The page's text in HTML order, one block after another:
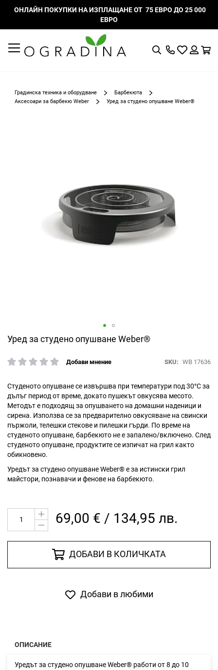
ОНЛАЙН ПОКУПКИ НА ИЗПЛАЩАНЕ ОТ 75 ЕВРО ДО 25 000
ЕВРО
ТърсенеМоят
Градинска техника и оборудване
Барбекюта
Аксесоари за барбекю Weber
Уред за студено опушване Weber®
Уред за студено опушване Weber®
рейтинг:
Добави мнение SKU WB 17636
Студеното опушване се извършва при температури под 30°С за
дълъг период от време, докато пушекът овкусява месото.
Методът е подходящ за опушването на домашни наденици и
сирена. Използва се за предварително овкусяване на свински
пържоли, телешки стекове и пилешки гърди. По време на
студеното опушване, барбекюто не е запалено/включено. След
студеното опушване, продуктите се изпичат на грил както
обикновено.
Уредът за студено опушване Weber® е за истински грил
майстори, познавачи и фенове на барбекюто.
69,00 € / 134,95 лв.
ДОБАВИ В КОЛИЧКАТА
Добави в любими
Преминете
началото
на
със
снимки
ОПИСАНИЕ
Уредът за студено опушване Weber® работи от 8 до 10